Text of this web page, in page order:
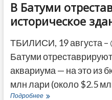
В Батуми
историческое
ТБИЛИСИ, 19 августа –
Батуми
аквариума — на это из
млн лари (около $2.5
ПодробнееВ